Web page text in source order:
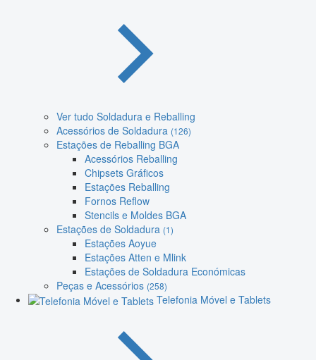
Ver tudo Soldadura e Reballing
Acessórios de Soldadura (126)
Estações de Reballing BGA
Acessórios Reballing
Chipsets Gráficos
Estações Reballing
Fornos Reflow
Stencils e Moldes BGA
Estações de Soldadura (1)
Estações Aoyue
Estações Atten e Mlink
Estações de Soldadura Económicas
Peças e Acessórios (258)
Telefonia Móvel e Tablets